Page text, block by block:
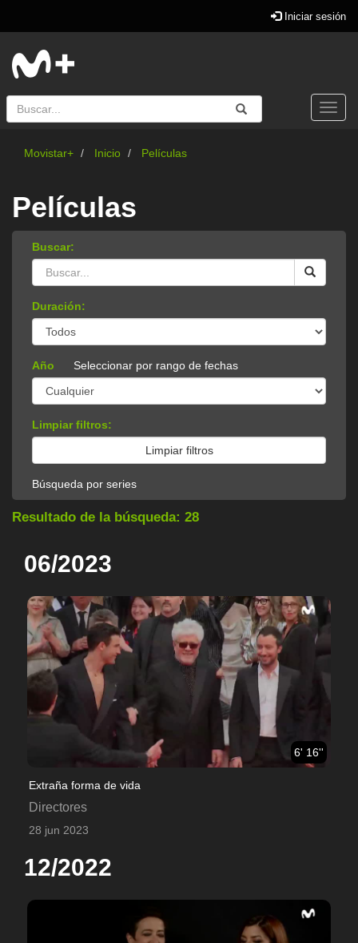
Iniciar sesión
Buscar Enviar
Buscar
Movistar+ Inicio Películas
Películas
Buscar:
Duración:
Año Seleccionar por rango de fechas
Limpiar filtros:
Búsqueda por series
Resultado de la búsqueda: 28
06/2023
6' 16''
Extraña forma de vida
Directores
28 jun 2023
12/2022